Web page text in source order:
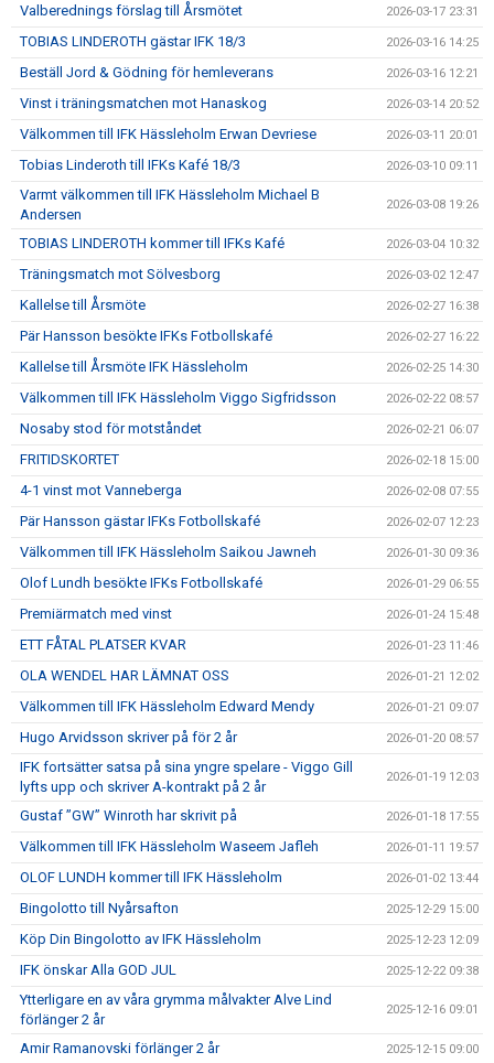
Valberednings förslag till Årsmötet 2026-03-17 23:31
TOBIAS LINDEROTH gästar IFK 18/3 2026-03-16 14:25
Beställ Jord & Gödning för hemleverans 2026-03-16 12:21
Vinst i träningsmatchen mot Hanaskog 2026-03-14 20:52
Välkommen till IFK Hässleholm Erwan Devriese 2026-03-11 20:01
Tobias Linderoth till IFKs Kafé 18/3 2026-03-10 09:11
Varmt välkommen till IFK Hässleholm Michael B
Andersen
2026-03-08 19:26
TOBIAS LINDEROTH kommer till IFKs Kafé 2026-03-04 10:32
Träningsmatch mot Sölvesborg 2026-03-02 12:47
Kallelse till Årsmöte 2026-02-27 16:38
Pär Hansson besökte IFKs Fotbollskafé 2026-02-27 16:22
Kallelse till Årsmöte IFK Hässleholm 2026-02-25 14:30
Välkommen till IFK Hässleholm Viggo Sigfridsson 2026-02-22 08:57
Nosaby stod för motståndet 2026-02-21 06:07
FRITIDSKORTET 2026-02-18 15:00
4-1 vinst mot Vanneberga 2026-02-08 07:55
Pär Hansson gästar IFKs Fotbollskafé 2026-02-07 12:23
Välkommen till IFK Hässleholm Saikou Jawneh 2026-01-30 09:36
Olof Lundh besökte IFKs Fotbollskafé 2026-01-29 06:55
Premiärmatch med vinst 2026-01-24 15:48
ETT FÅTAL PLATSER KVAR 2026-01-23 11:46
OLA WENDEL HAR LÄMNAT OSS 2026-01-21 12:02
Välkommen till IFK Hässleholm Edward Mendy 2026-01-21 09:07
Hugo Arvidsson skriver på för 2 år 2026-01-20 08:57
IFK fortsätter satsa på sina yngre spelare - Viggo Gill
lyfts upp och skriver A-kontrakt på 2 år
2026-01-19 12:03
Gustaf ”GW” Winroth har skrivit på 2026-01-18 17:55
Välkommen till IFK Hässleholm Waseem Jafleh 2026-01-11 19:57
OLOF LUNDH kommer till IFK Hässleholm 2026-01-02 13:44
Bingolotto till Nyårsafton 2025-12-29 15:00
Köp Din Bingolotto av IFK Hässleholm 2025-12-23 12:09
IFK önskar Alla GOD JUL 2025-12-22 09:38
Ytterligare en av våra grymma målvakter Alve Lind
förlänger 2 år
2025-12-16 09:01
Amir Ramanovski förlänger 2 år 2025-12-15 09:00